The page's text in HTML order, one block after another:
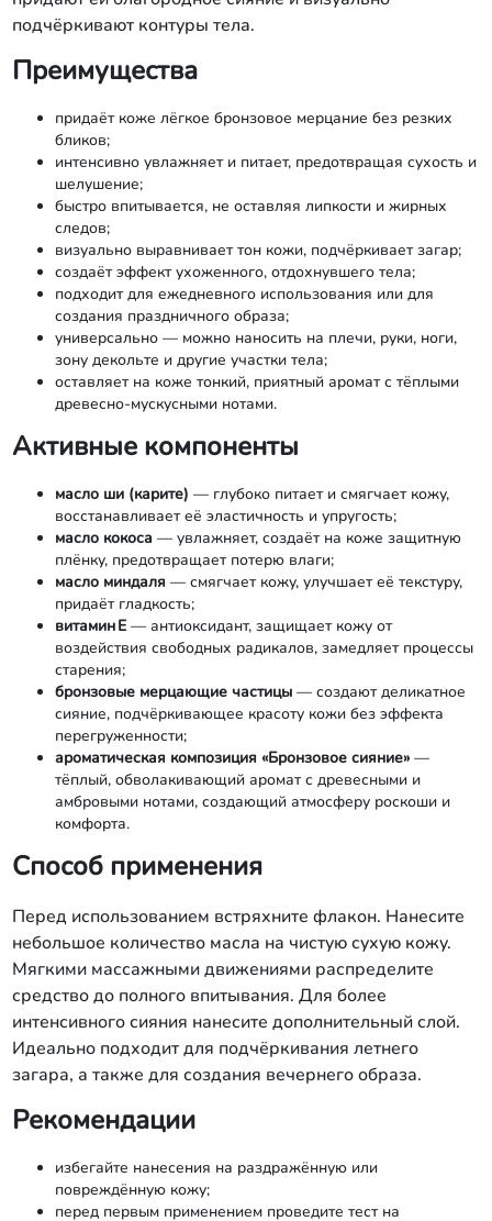
подчёркивают контуры тела.
Преимущества
придаёт коже лёгкое бронзовое мерцание без резких
бликов;
интенсивно увлажняет и питает, предотвращая сухость и
шелушение;
быстро впитывается, не оставляя липкости и жирных
следов;
визуально выравнивает тон кожи, подчёркивает загар;
создаёт эффект ухоженного, отдохнувшего тела;
подходит для ежедневного использования или для
создания праздничного образа;
универсально — можно наносить на плечи, руки, ноги,
зону декольте и другие участки тела;
оставляет на коже тонкий, приятный аромат с тёплыми
древесно‑мускусными нотами.
Активные компоненты
масло ши (карите) — глубоко питает и смягчает кожу,
восстанавливает её эластичность и упругость;
масло кокоса— увлажняет, создаёт на коже защитную
плёнку, предотвращает потерю влаги;
масло миндаля — смягчает кожу, улучшает её текстуру,
придаёт гладкость;
витамин E— антиоксидант, защищает кожу от
воздействия свободных радикалов, замедляет процессы
старения;
бронзовые мерцающие частицы— создают деликатное
сияние, подчёркивающее красоту кожи без эффекта
перегруженности;
ароматическая композиция «Бронзовое сияние»—
тёплый, обволакивающий аромат с древесными и
амбровыми нотами, создающий атмосферу роскоши и
комфорта.
Способ применения
Перед использованием встряхните флакон. Нанесите
небольшое количество масла на чистую сухую кожу.
Мягкими массажными движениями распределите
средство до полного впитывания. Для более
интенсивного сияния нанесите дополнительный слой.
Идеально подходит для подчёркивания летнего
загара, а также для создания вечернего образа.
Рекомендации
избегайте нанесения на раздражённую или
повреждённую кожу;
перед первым применением проведите тест на